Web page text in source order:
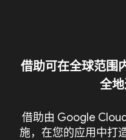
借助可在全球范围
全
借助由 Google
施，在您的应用中打